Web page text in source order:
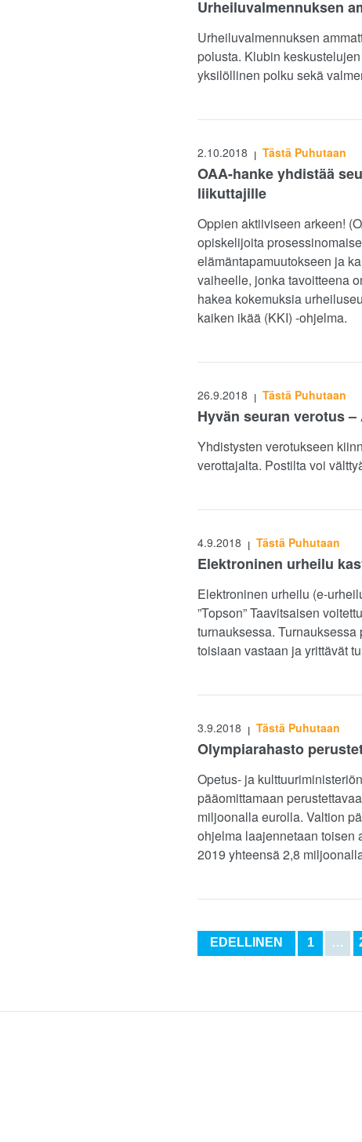
Urheiluvalmennuksen
Urheiluvalmennuksen
polusta. Klubin
yksilöllinen polku sekä
2.10.2018 | Tästä Puhutaan
OAA-hanke yhdistää
liikuttajille
Oppien aktiiviseen arkeen!
opiskelijoita
elämäntapamuutokseen ja
vaiheelle, jonka tavoitteena
hakea kokemuksia
kaiken ikää (KKI) -ohjelma.
26.9.2018 | Tästä Puhutaan
Hyvän seuran verotus
Yhdistysten verotukseen
verottajalta. Postilta voi
4.9.2018 | Tästä Puhutaan
Elektroninen urheilu
Elektroninen urheilu (e-
”Topson” Taavitsaisen
turnauksessa.
toisiaan vastaan ja yrittävät
3.9.2018 | Tästä Puhutaan
Olympiarahasto
Opetus- ja
pääomittamaan
miljoonalla eurolla. Valtion
ohjelma laajennetaan toisen
2019 yhteensä 2,8
EDELLINEN 1 …